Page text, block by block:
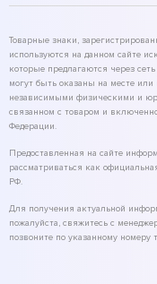
Товарные знаки,
используются на данном сайте
которые предлагаются через
могут быть оказаны на месте
независимыми физическими и
связанном с товаром и
Федерации.
Предоставленная на сайте
рассматриваться как
РФ.
Для получения актуальной
пожалуйста, свяжитесь с
позвоните по указанному номеру